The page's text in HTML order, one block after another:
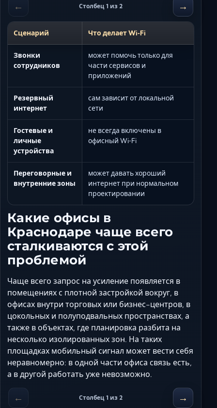
← Столбец 1 из 2 →
Сценарий Что делает Wi‑Fi
Звонки
сотрудников
может помочь только для
части сервисов и
приложений
Резервный
интернет
сам зависит от локальной
сети
Гостевые и
личные
устройства
не всегда включены в
офисный Wi‑Fi
Переговорные и
внутренние зоны
может давать хороший
интернет при нормальном
проектировании
Какие офисы в
Краснодаре чаще всего
сталкиваются с этой
проблемой
Чаще всего запрос на усиление появляется в
помещениях с плотной застройкой вокруг, в
офисах внутри торговых или бизнес-центров, в
цокольных и полуподвальных пространствах, а
также в объектах, где планировка разбита на
несколько изолированных зон. На таких
площадках мобильный сигнал может вести себя
неравномерно: в одной части офиса связь есть,
а в другой работать уже невозможно.
← Столбец 1 из 2 →